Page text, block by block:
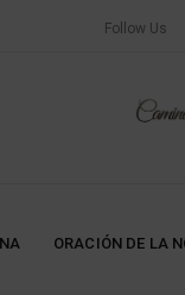
Follow Us
ORACIÓN DE LA